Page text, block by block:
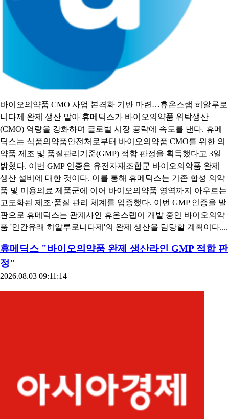
바이오의약품 CMO 사업 본격화 기반 마련…휴온스랩 히알루로
니다제 완제 생산 맡아 휴메딕스가 바이오의약품 위탁생산
(CMO) 역량을 강화하며 글로벌 시장 공략에 속도를 낸다. 휴메
딕스는 식품의약품안전처로부터 바이오의약품 CMO를 위한 의
약품 제조 및 품질관리기준(GMP) 적합 판정을 획득했다고 3일
밝혔다. 이번 GMP 인증은 유전자재조합군 바이오의약품 완제
생산 설비에 대한 것이다. 이를 통해 휴메딕스는 기존 합성 의약
품 및 미용의료 제품군에 이어 바이오의약품 영역까지 아우르는
고도화된 제조·품질 관리 체계를 입증했다. 이번 GMP 인증을 발
판으로 휴메딕스는 관계사인 휴온스랩이 개발 중인 바이오의약
품 '인간유래 히알루로니다제'의 완제 생산을 담당할 계획이다....
휴메딕스 "바이오의약품 완제 생산라인 GMP 적합 판
정"
2026.08.03 09:11:14